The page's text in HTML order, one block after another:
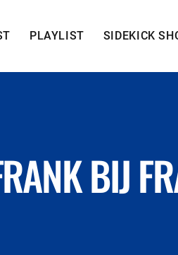
PLAYLIST SIDEKICK
BIJ